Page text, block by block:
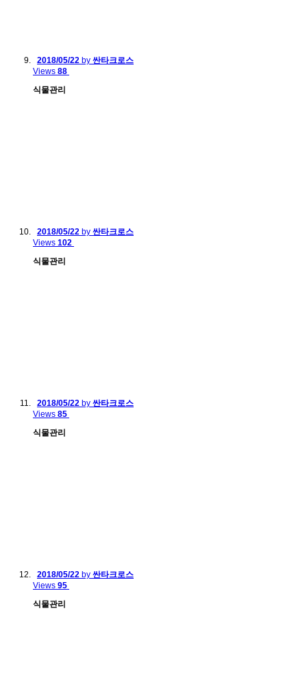
2018/05/22 by 싼타크로스
Views 88
식물관리
2018/05/22 by 싼타크로스
Views 102
식물관리
2018/05/22 by 싼타크로스
Views 85
식물관리
2018/05/22 by 싼타크로스
Views 95
식물관리